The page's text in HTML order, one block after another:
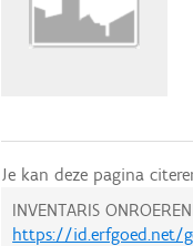
Je kan deze pagina
INVENTARIS
https://id.erfgoed.net/